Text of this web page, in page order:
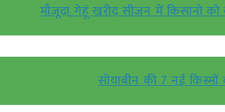
मौजूदा गेहूं खरीद सीजन में किसानो को
सोयाबीन की 7 नई